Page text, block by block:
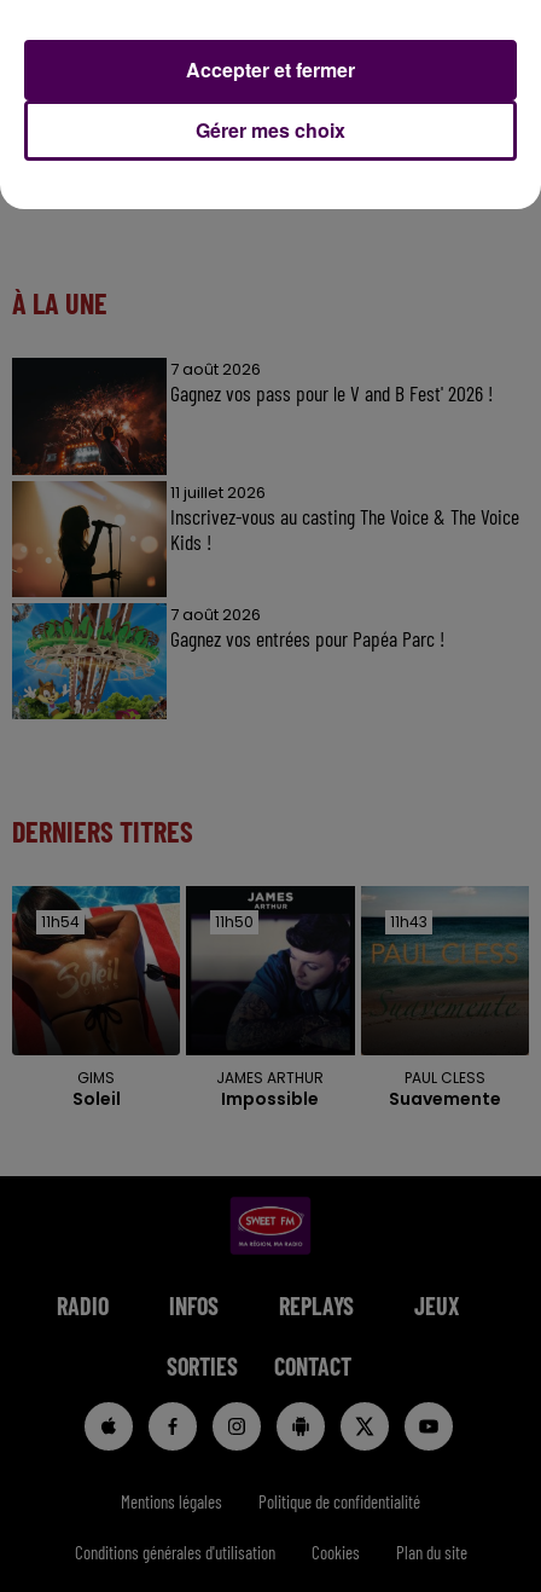
À LA UNE
7 août 2026
Gagnez vos pass pour le V and B Fest' 2026 !
11 juillet 2026
Inscrivez-vous au casting The Voice & The Voice
Kids !
7 août 2026
Gagnez vos entrées pour Papéa Parc !
DERNIERS TITRES
11h54
11h54
GIMS
Soleil
11h50
11h50
JAMES ARTHUR
Impossible
11h43
11h43
PAUL CLESS
Suavemente
RADIO INFOS REPLAYS JEUX
SORTIES CONTACT
Mentions légales Politique de confidentialité
Conditions générales d'utilisation Cookies Plan du site
Gérer mes choix
Accepter et fermer